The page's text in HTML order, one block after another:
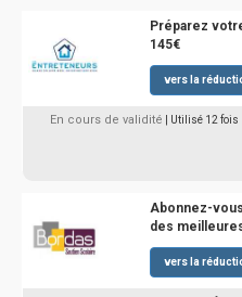
Préparez
145€
vers la
En cours de validité | Utilisé 12 fois
Abonnez-
des
vers la